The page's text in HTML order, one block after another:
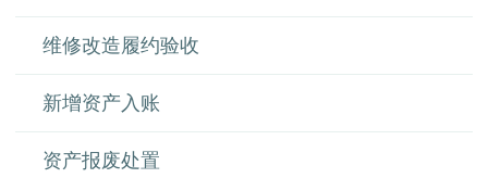
维修改造履约验收
新增资产入账
资产报废处置